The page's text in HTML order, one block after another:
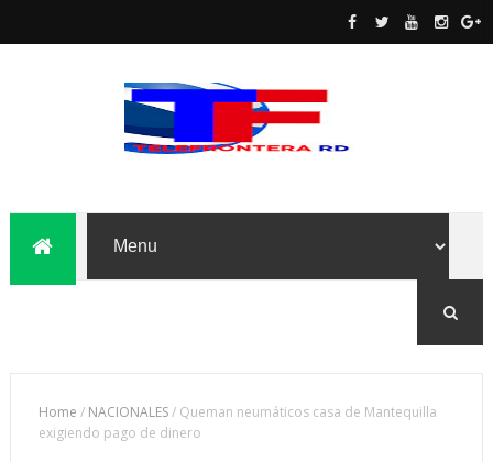
Home / NACIONALES/ Queman neumáticos casa de Mantequilla
exigiendo pago de dinero